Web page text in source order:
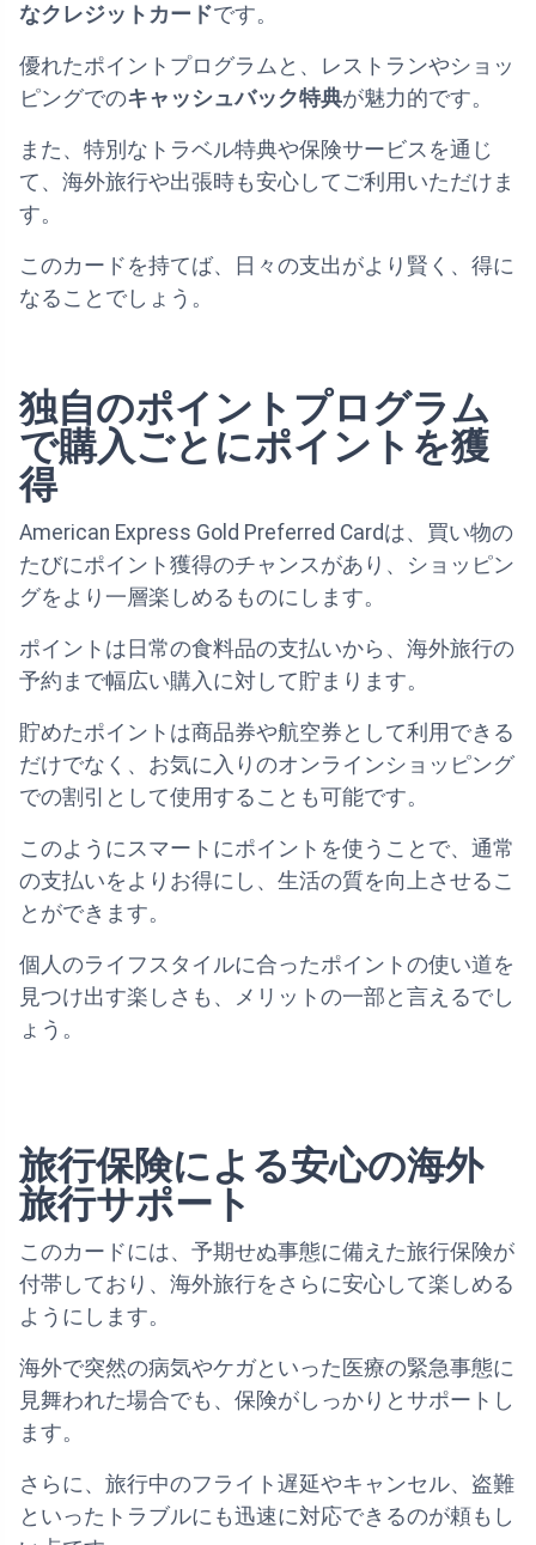
なクレジットカードです。
優れたポイントプログラムと、レストランやショッ
ピングでのキャッシュバック特典が魅力的です。
また、特別なトラベル特典や保険サービスを通じ
て、海外旅行や出張時も安心してご利用いただけま
す。
このカードを持てば、日々の支出がより賢く、得に
なることでしょう。
独自のポイントプログラム
で購入ごとにポイントを獲
得
American Express Gold Preferred Cardは、買い物の
たびにポイント獲得のチャンスがあり、ショッピン
グをより一層楽しめるものにします。
ポイントは日常の食料品の支払いから、海外旅行の
予約まで幅広い購入に対して貯まります。
貯めたポイントは商品券や航空券として利用できる
だけでなく、お気に入りのオンラインショッピング
での割引として使用することも可能です。
このようにスマートにポイントを使うことで、通常
の支払いをよりお得にし、生活の質を向上させるこ
とができます。
個人のライフスタイルに合ったポイントの使い道を
見つけ出す楽しさも、メリットの一部と言えるでし
ょう。
旅行保険による安心の海外
旅行サポート
このカードには、予期せぬ事態に備えた旅行保険が
付帯しており、海外旅行をさらに安心して楽しめる
ようにします。
海外で突然の病気やケガといった医療の緊急事態に
見舞われた場合でも、保険がしっかりとサポートし
ます。
さらに、旅行中のフライト遅延やキャンセル、盗難
といったトラブルにも迅速に対応できるのが頼もし